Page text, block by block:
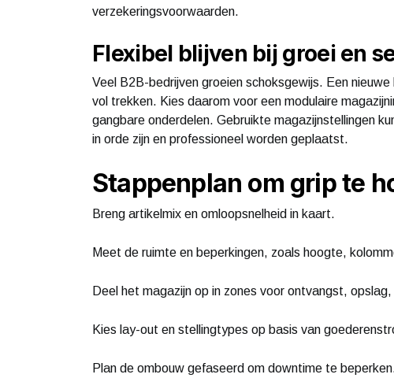
verzekeringsvoorwaarden.
Flexibel blijven bij groei en
Veel B2B-bedrijven groeien schoksgewijs. Een
vol trekken. Kies daarom voor een modulaire
gangbare onderdelen. Gebruikte magazijnstellingen
in orde zijn en professioneel worden geplaatst.
Stappenplan om grip te
Breng artikelmix en omloopsnelheid in kaart.
Meet de ruimte en beperkingen, zoals hoogte,
Deel het magazijn op in zones voor ontvangst,
Kies lay-out en stellingtypes op basis van
Plan de ombouw gefaseerd om downtime te